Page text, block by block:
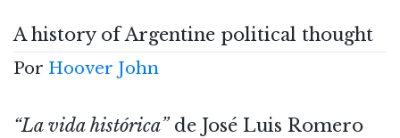
A history of Argentine political thought
Por Hoover John
“La vida histórica” de José Luis Romero